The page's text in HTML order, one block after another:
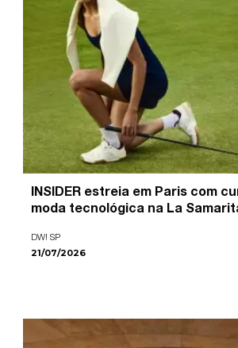
INSIDER estreia em Paris com
moda tecnológica na La
DW! SP
21/07/2026